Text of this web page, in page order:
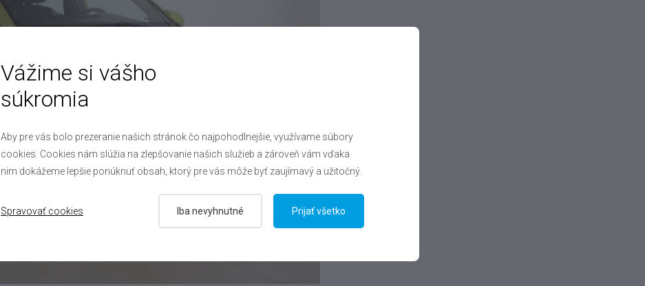
Vážime si vášho
súkromia
Aby pre vás bolo prezeranie našich stránok čo najpohodlnejšie, využívame súbory
cookies. Cookies nám slúžia na zlepšovanie našich služieb a zároveň vám vďaka
nim dokážeme lepšie ponúknuť obsah, ktorý pre vás môže byť zaujímavý a užitočný.
Spravovať cookies Iba nevyhnutné Prijať všetko